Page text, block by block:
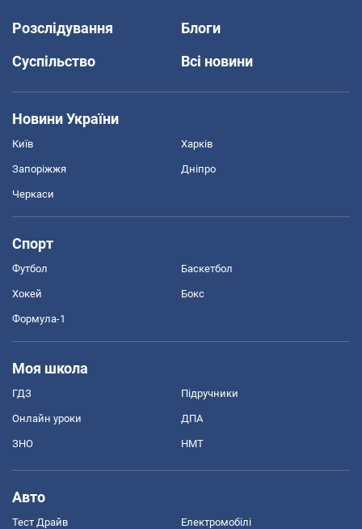
Розслідування
Блоги
Суспільство
Всі новини
Новини України
Київ Харків
Запоріжжя Дніпро
Черкаси
Спорт
Футбол Баскетбол
Хокей Бокс
Формула-1
Моя школа
ГДЗ Підручники
Онлайн уроки ДПА
ЗНО НМТ
Авто
Тест Драйв Електромобілі